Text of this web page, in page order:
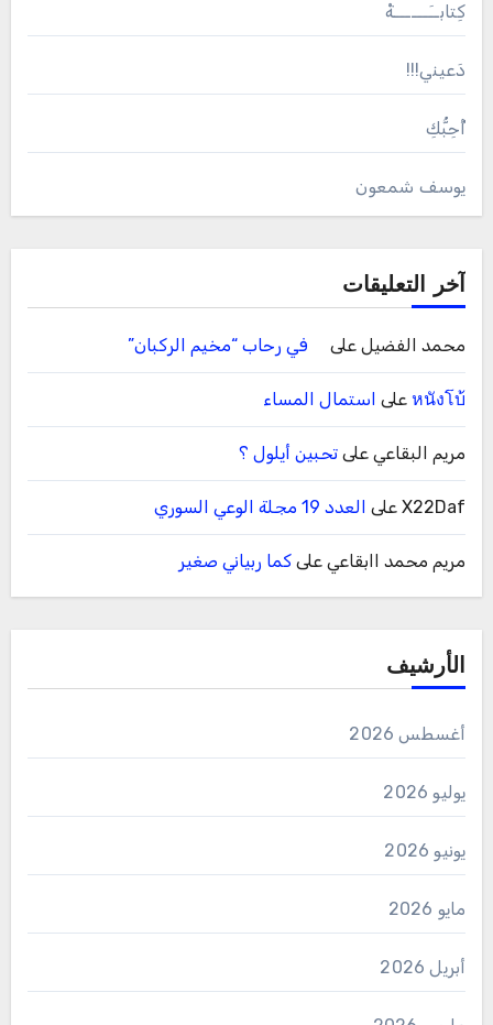
كِتابــَــــــةْ
دَعيني!!!
أُحِبُّكِ
يوسف شمعون
آخر التعليقات
محمد الفضيلعلى في رحاب “مخيم الركبان”
หนังโบ้على استمال المساء
مريم البقاعيعلى تحبين أيلول ؟
X22Dafعلى العدد 19 مجلة الوعي السوري
مريم محمد اابقاعيعلى كما ربياني صغير
الأرشيف
أغسطس 2026
يوليو 2026
يونيو 2026
مايو 2026
أبريل 2026